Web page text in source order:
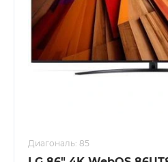
Диагональ: 85